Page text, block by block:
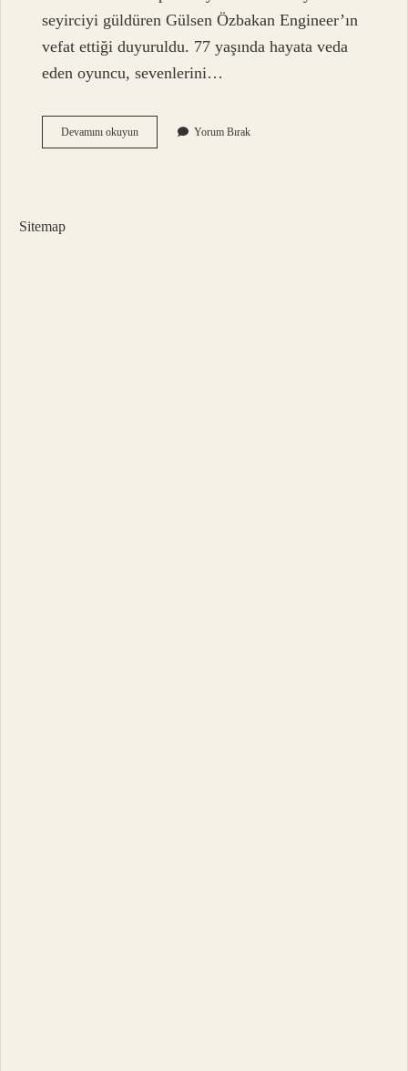
seyirciyi güldüren Gülsen Özbakan Engineer’ın
vefat ettiği duyuruldu. 77 yaşında hayata veda
eden oyuncu, sevenlerini…
Devamını okuyunRecep
İVedik
Yorum Bırak
Sitemap